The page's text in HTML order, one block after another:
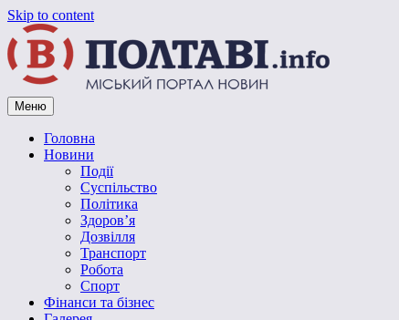
Skip to content
Vpoltave.info
Полтавський портал новин
Меню
Головна
Новини
Події
Суспільство
Політика
Здоров’я
Дозвілля
Транспорт
Робота
Спорт
Фінанси та бізнес